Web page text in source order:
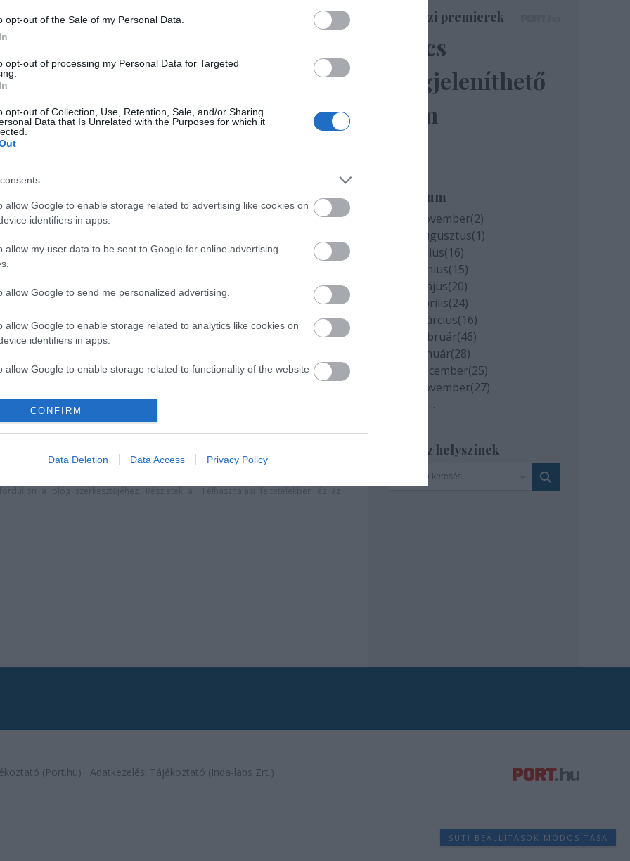
opt-out of the Sale of my Personal Data.
opt-out of processing my Personal Data for Targeted
opt-out of Collection, Use, Retention, Sale, and/or Sharing
Data that Is Unrelated with the Purposes for which it
allow Google to enable storage related to advertising like cookies on
identifiers in apps.
allow my user data to be sent to Google for online advertising
allow Google to send me personalized advertising.
allow Google to enable storage related to analytics like cookies on
identifiers in apps.
allow Google to enable storage related to functionality of the website
allow Google to enable storage related to personalization.
functionality and fraud prevention, and other user protection.
CONFIRM
Data Deletion Data Access Privacy Policy
között) és a koncert előtt válthatók.
5997
jön az év
hete
"Csak engedjenek át a
határon, jövünk!"
Színházi premierek
Nincs
megjeleníthető
elem
Archívum
2020 november(2)
2020 augusztus(1)
2020 július(16)
2020 június(15)
2020 május(20)
2020 április(24)
2020 március(16)
2020 február(46)
2020 január(28)
2019 december(25)
2019 november(27)
...
Szinház helyszínek
(Port.hu) Adatkezelési Tájékoztató (Inda-labs Zrt.)
SÜTI BEÁLLÍTÁSOK MÓDOSÍTÁSA